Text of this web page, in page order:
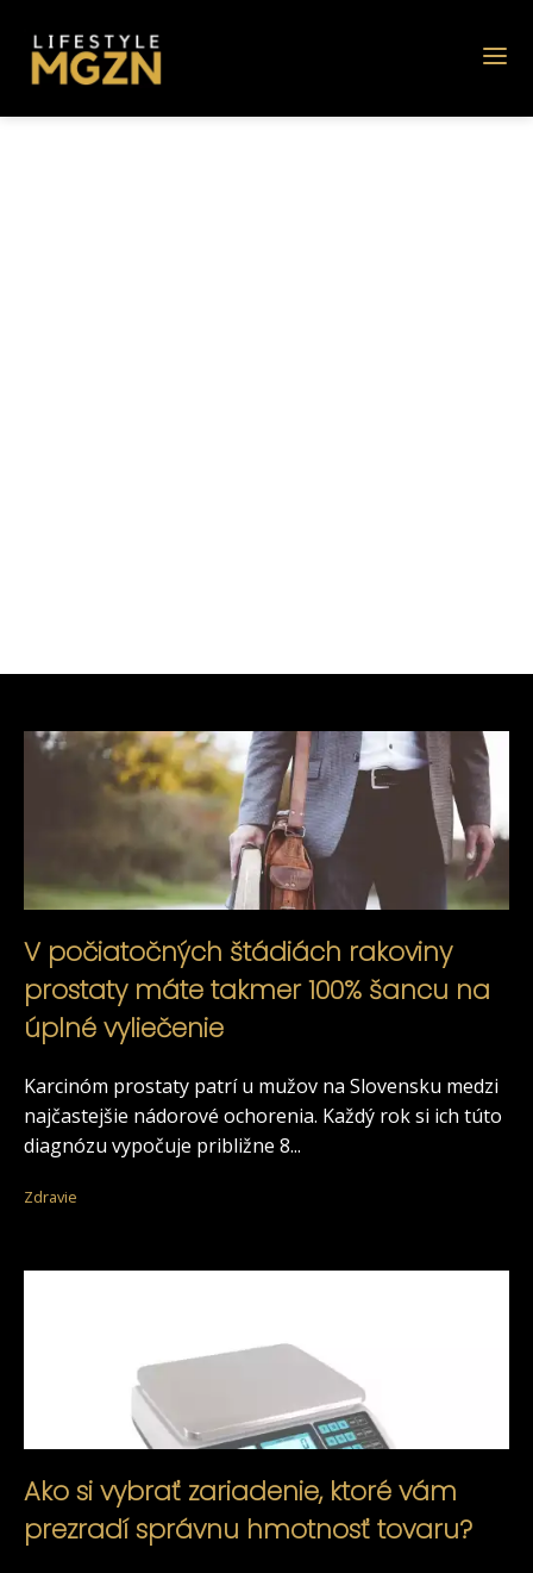
V počiatočných štádiách rakoviny
prostaty máte takmer 100% šancu na
úplné vyliečenie
Karcinóm prostaty patrí u mužov na Slovensku medzi
najčastejšie nádorové ochorenia. Každý rok si ich túto
diagnózu vypočuje približne 8...
Zdravie
Ako si vybrať zariadenie, ktoré vám
prezradí správnu hmotnosť tovaru?